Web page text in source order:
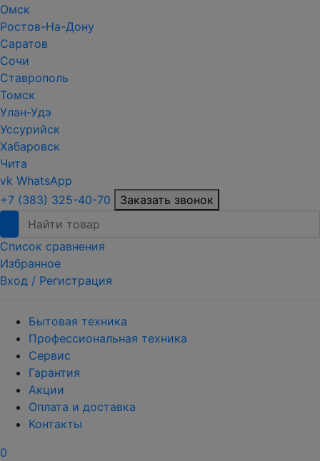
Омск
Ростов-На-Дону
Саратов
Сочи
Ставрополь
Томск
Улан-Удэ
Уссурийск
Хабаровск
Чита
vk WhatsApp
+7 (383) 325-40-70
Заказать звонок
Список сравнения
Избранное
Вход / Регистрация
Бытовая техника
Профессиональная техника
Сервис
Гарантия
Акции
Оплата и доставка
Контакты
0